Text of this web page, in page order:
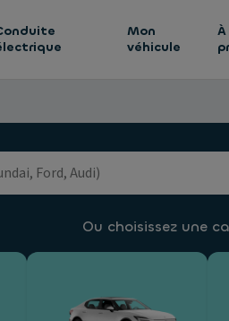
Mon
véhicule
À
Ou choisissez une